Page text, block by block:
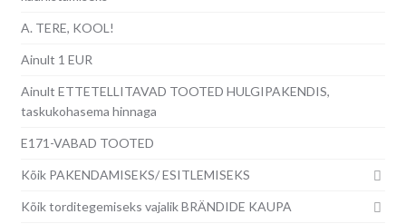
A. TERE, KOOL!
Ainult 1 EUR
Ainult ETTETELLITAVAD TOOTED HULGIPAKENDIS,
taskukohasema hinnaga
E171-VABAD TOOTED
Kõik PAKENDAMISEKS/ ESITLEMISEKS
Kõik torditegemiseks vajalik BRÄNDIDE KAUPA